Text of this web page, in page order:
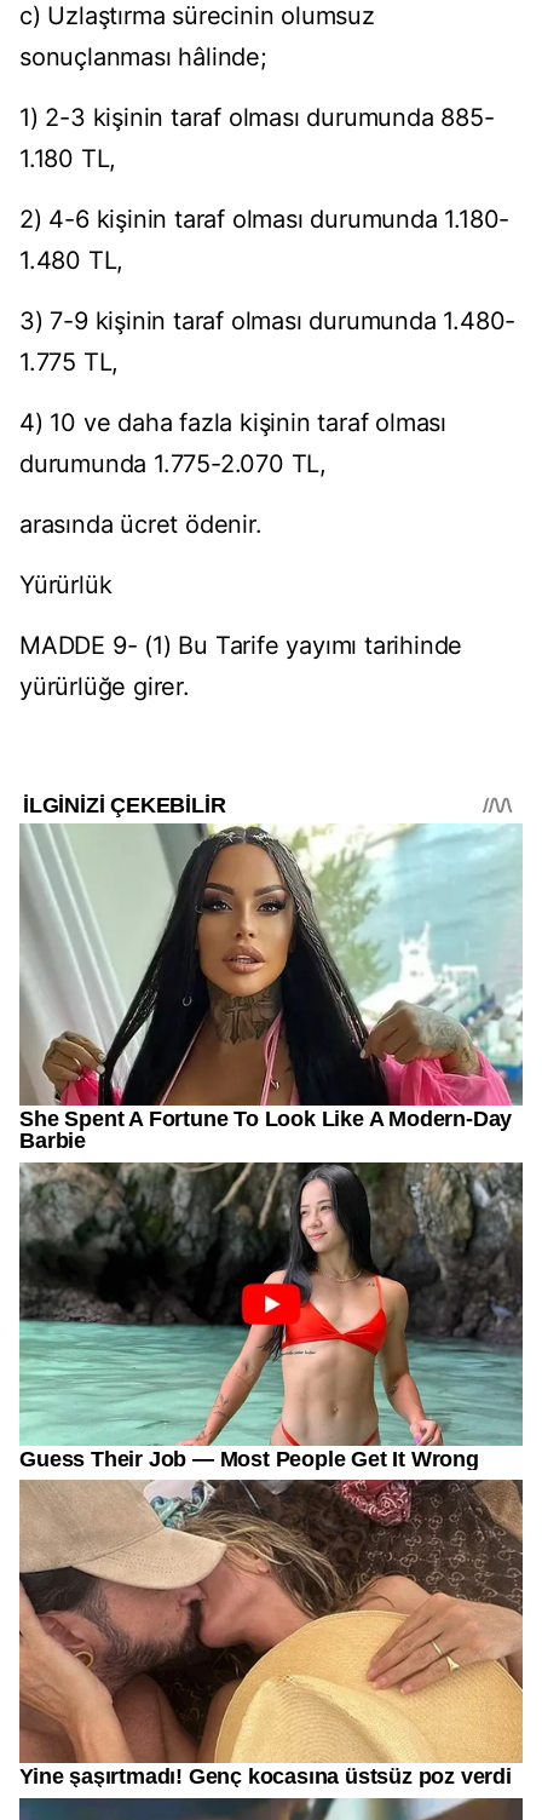
c) Uzlaştırma sürecinin olumsuz
sonuçlanması hâlinde;
1) 2-3 kişinin taraf olması durumunda 885-
1.180 TL,
2) 4-6 kişinin taraf olması durumunda 1.180-
1.480 TL,
3) 7-9 kişinin taraf olması durumunda 1.480-
1.775 TL,
4) 10 ve daha fazla kişinin taraf olması
durumunda 1.775-2.070 TL,
arasında ücret ödenir.
Yürürlük
MADDE 9- (1) Bu Tarife yayımı tarihinde
yürürlüğe girer.